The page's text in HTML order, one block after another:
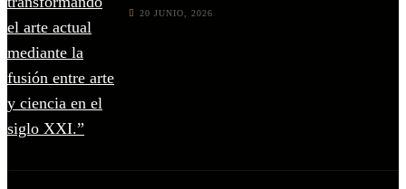
20 JUNIO, 2026